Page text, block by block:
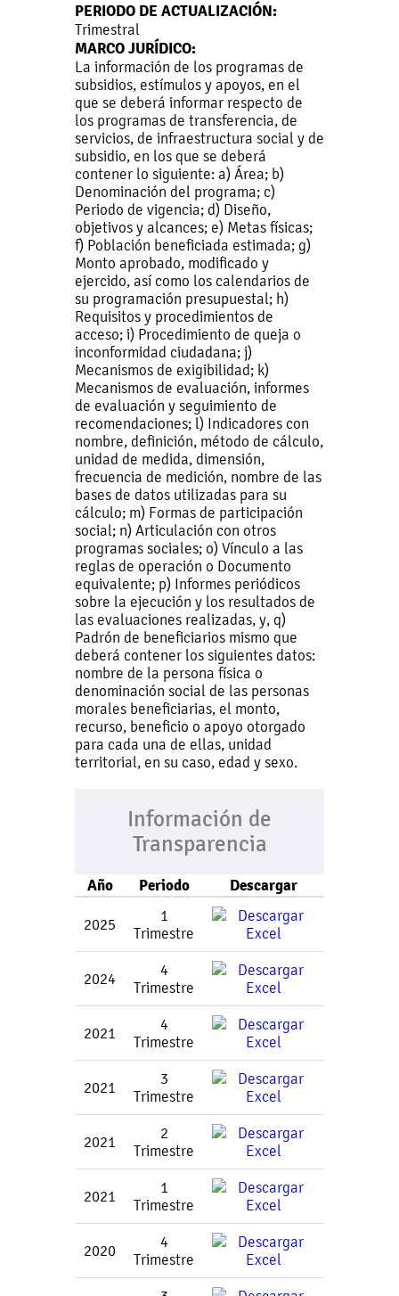
PERIODO DE ACTUALIZACIÓN:
Trimestral
MARCO JURÍDICO:
La información de los programas de
subsidios, estímulos y apoyos, en el
que se deberá informar respecto de
los programas de transferencia, de
servicios, de infraestructura social y de
subsidio, en los que se deberá
contener lo siguiente: a) Área; b)
Denominación del programa; c)
Periodo de vigencia; d) Diseño,
objetivos y alcances; e) Metas físicas;
f) Población beneficiada estimada; g)
Monto aprobado, modificado y
ejercido, así como los calendarios de
su programación presupuestal; h)
Requisitos y procedimientos de
acceso; i) Procedimiento de queja o
inconformidad ciudadana; j)
Mecanismos de exigibilidad; k)
Mecanismos de evaluación, informes
de evaluación y seguimiento de
recomendaciones; l) Indicadores con
nombre, definición, método de cálculo,
unidad de medida, dimensión,
frecuencia de medición, nombre de las
bases de datos utilizadas para su
cálculo; m) Formas de participación
social; n) Articulación con otros
programas sociales; o) Vínculo a las
reglas de operación o Documento
equivalente; p) Informes periódicos
sobre la ejecución y los resultados de
las evaluaciones realizadas, y, q)
Padrón de beneficiarios mismo que
deberá contener los siguientes datos:
nombre de la persona física o
denominación social de las personas
morales beneficiarias, el monto,
recurso, beneficio o apoyo otorgado
para cada una de ellas, unidad
territorial, en su caso, edad y sexo.
Información de
Transparencia
Año Periodo Descargar
2025
1
Trimestre
2024
4
Trimestre
2021
4
Trimestre
2021
3
Trimestre
2021
2
Trimestre
2021
1
Trimestre
2020
4
Trimestre